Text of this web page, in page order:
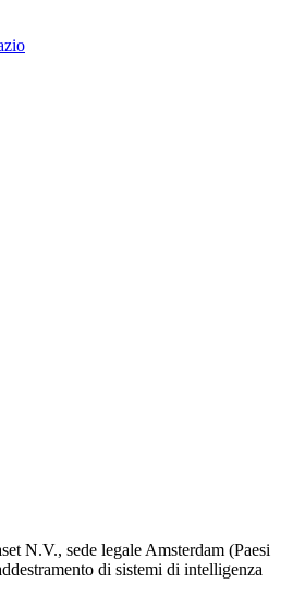
N.V., sede legale Amsterdam (Paesi
di sistemi di intelligenza